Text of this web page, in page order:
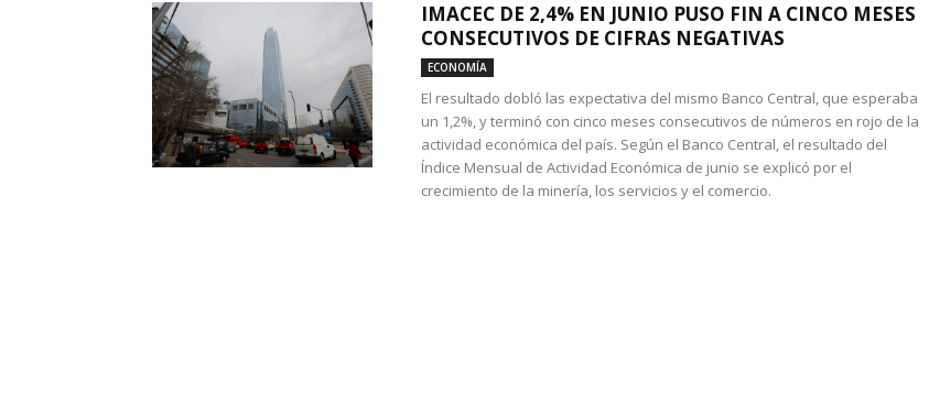
IMACEC DE 2,4% EN JUNIO PUSO FIN A CINCO MESES
CONSECUTIVOS DE CIFRAS NEGATIVAS
ECONOMÍA
El resultado dobló las expectativa del mismo Banco Central, que esperaba
un 1,2%, y terminó con cinco meses consecutivos de números en rojo de la
actividad económica del país. Según el Banco Central, el resultado del
Índice Mensual de Actividad Económica de junio se explicó por el
crecimiento de la minería, los servicios y el comercio.